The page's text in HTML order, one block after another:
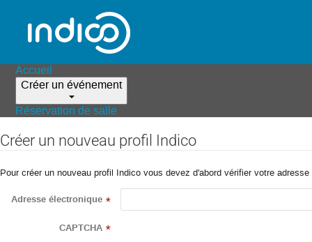
Accueil
Créer un événement
Réservation de salle
Créer un nouveau profil Indico
Pour créer un nouveau profil Indico vous devez d'abord vérifier votre
Adresse électronique *
CAPTCHA *